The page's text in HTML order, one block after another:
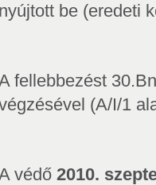
nyújtott be (eredeti
fellebbezést
(A/I/1
védő 2010.